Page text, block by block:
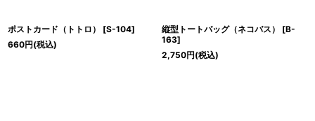
ポストカード（トトロ） [S-104]
660円(税込)
縦型トートバッグ（ネコバス） [B-
163]
2,750円(税込)